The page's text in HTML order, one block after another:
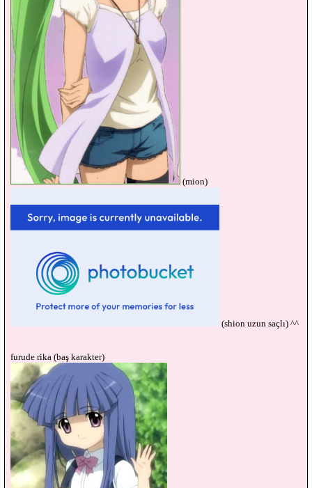
(mion)
(shion uzun saçlı) ^^
furude rika (baş karakter)